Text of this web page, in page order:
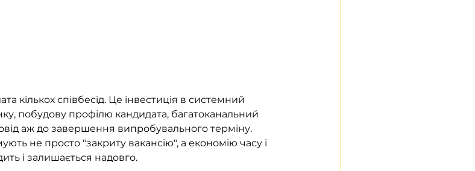
кількох співбесід. Це інвестиція в системний
побудову профілю кандидата, багатоканальний
аж до завершення випробувального терміну.
не просто "закриту вакансію", а економію часу і
і залишається надовго.